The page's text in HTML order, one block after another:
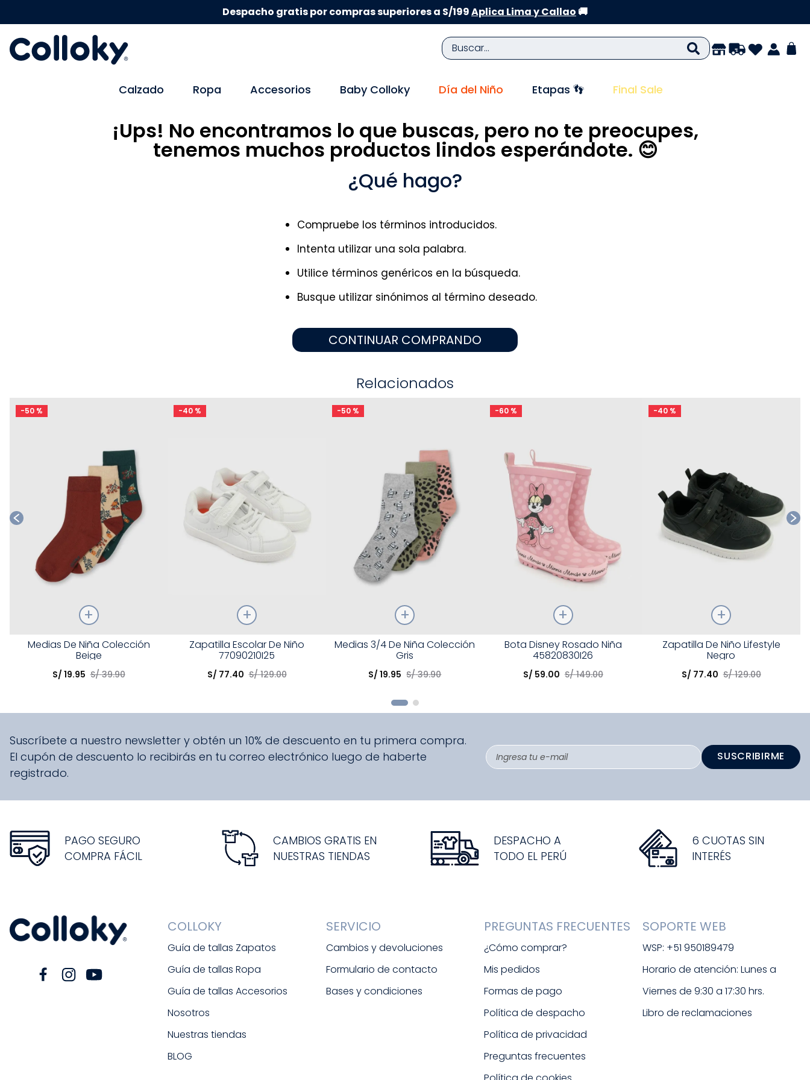
Despacho gratis por compras superiores a S/199Aplica Lima y Callao 🚚
Buscar...
Calzado Ropa Accesorios Baby Colloky Día del Niño Etapas 👣 Final Sale
¡Ups! No encontramos lo que buscas, pero no te preocupes,
tenemos muchos productos lindos esperándote. 😊
¿Qué hago?
Compruebe los términos introducidos.
Intenta utilizar una sola palabra.
Utilice términos genéricos en la búsqueda.
Busque utilizar sinónimos al término deseado.
CONTINUAR COMPRANDO
Relacionados
-50 %
Talla
Elige una opción
Medias De Niña Colección
Beige
S/ 19.95 S/ 39.90
-40 %
Elige una opción
Zapatilla Escolar De Niño
77090210I25
S/ 77.40 S/ 129.00
-50 %
Talla
Elige una opción
Medias 3/4 De Niña Colección
Gris
S/ 19.95 S/ 39.90
-60 %
Elige una opción
Bota Disney Rosado Niña
45820830I26
S/ 59.00 S/ 149.00
-40 %
Elige una opción
Zapatilla De Niño Lifestyle
Negro
S/ 77.40 S/ 129.00
Suscríbete a nuestro newsletter y obtén un 10% de descuento en tu primera compra.
El cupón de descuento lo recibirás en tu correo electrónico luego de haberte
registrado.
SUSCRIBIRME
PAGO SEGURO
COMPRA FÁCIL
CAMBIOS GRATIS EN
NUESTRAS TIENDAS
DESPACHO A
TODO EL PERÚ
6 CUOTAS SIN
INTERÉS
COLLOKY
Guía de tallas Zapatos
Guía de tallas Ropa
Guía de tallas Accesorios
Nosotros
Nuestras tiendas
BLOG
SERVICIO
Cambios y devoluciones
Formulario de contacto
Bases y condiciones
PREGUNTAS FRECUENTES
¿Cómo comprar?
Mis pedidos
Formas de pago
Política de despacho
Política de privacidad
Preguntas frecuentes
SOPORTE WEB
WSP: +51 950189479
Horario de atención: Lunes a
Viernes de 9:30 a 17:30 hrs.
Libro de reclamaciones
TÉRMINOS MÁS BUSCADOS
2 .
zapatillas niño
3.
medias
sandalias niña
7.
pijama
8 .
zapatos niña
9.
niño
10 . sandalias niño